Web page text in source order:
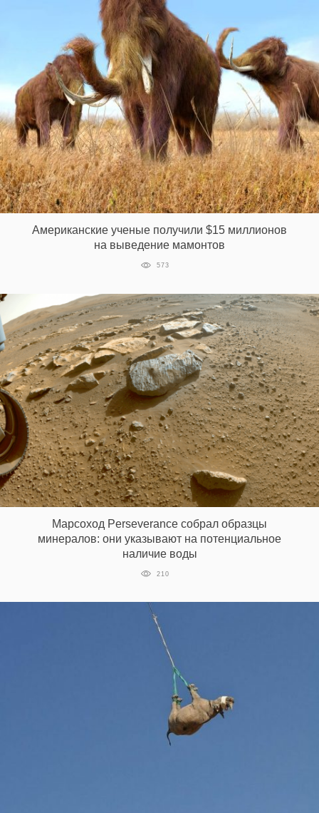
Американские ученые получили $15 миллионов
на выведение мамонтов
573
Марсоход Perseverance собрал образцы
минералов: они указывают на потенциальное
наличие воды
210